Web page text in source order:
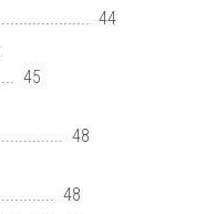
44
45
48
48